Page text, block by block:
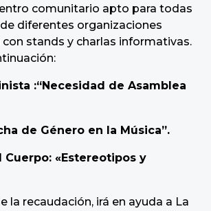
comunitario apto para todas
diferentes organizaciones
stands y charlas informativas.
:“Necesidad de Asamblea
de Género en la Música”.
Cuerpo: «Estereotipos y
la recaudación, irá en ayuda a La